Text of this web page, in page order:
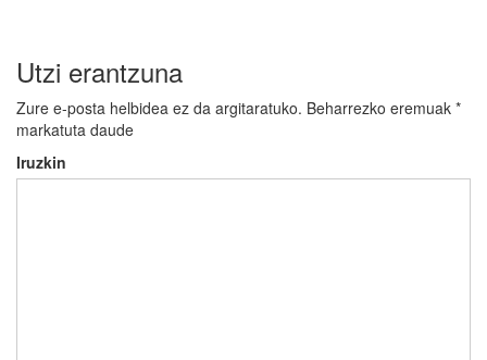
Utzi erantzuna
Zure e-posta helbidea ez da argitaratuko. Beharrezko eremuak *
markatuta daude
Iruzkin